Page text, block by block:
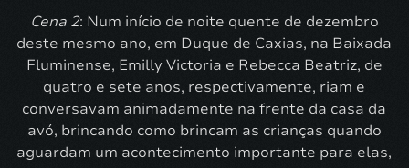
Cena 2: Num início de noite quente de dezembro
deste mesmo ano, em Duque de Caxias, na Baixada
Fluminense, Emilly Victoria e Rebecca Beatriz, de
quatro e sete anos, respectivamente, riam e
conversavam animadamente na frente da casa da
avó, brincando como brincam as crianças quando
aguardam um acontecimento importante para elas,